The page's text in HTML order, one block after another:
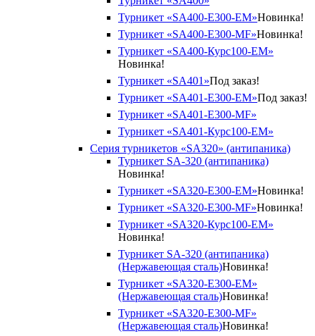
Турникет «SA400-Е300-EM»Новинка!
Турникет «SA400-Е300-MF»Новинка!
Турникет «SA400-Курс100-EM»
Новинка!
Турникет «SA401»Под заказ!
Турникет «SA401-E300-EM»Под заказ!
Турникет «SA401-E300-MF»
Турникет «SA401-Курс100-EM»
Серия турникетов «SA320» (антипаника)
Турникет SA-320 (антипаника)
Новинка!
Турникет «SA320-Е300-EM»Новинка!
Турникет «SA320-Е300-MF»Новинка!
Турникет «SA320-Курс100-EM»
Новинка!
Турникет SA-320 (антипаника)
(Нержавеющая сталь)Новинка!
Турникет «SA320-Е300-EM»
(Нержавеющая сталь)Новинка!
Турникет «SA320-Е300-MF»
(Нержавеющая сталь)Новинка!